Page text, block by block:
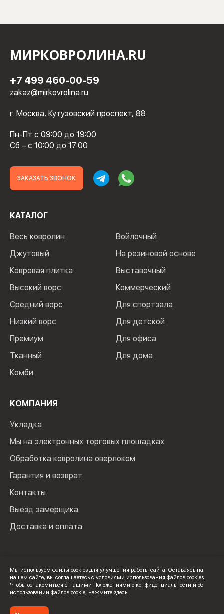
МИРКОВРОЛИНА.RU
+7 499 460-00-59
zakaz@mirkovrolina.ru
г. Москва, Кутузовский проспект, 88
Пн-Пт с 09:00 до 19:00
Сб – с 10:00 до 17:00
ЗАКАЗАТЬ ЗВОНОК
КАТАЛОГ
Весь ковролин
Джутовый
Ковровая плитка
Высокий ворс
Средний ворс
Низкий ворс
Премиум
Тканный
Комби
Войлочный
На резиновой основе
Выставочный
Коммерческий
Для спортзала
Для детской
Для офиса
Для дома
КОМПАНИЯ
Укладка
Мы на электронных торговых площадках
Обработка ковролина оверлоком
Гарантия и возврат
Контакты
Выезд замерщика
Доставка и оплата
© 2024 Мир Ковролина. ИП Зверев Максим Ильич. ИНН:
100502600325
Мы используем файлы cookies для улучшения работы сайта. Оставаясь на
нашем сайте, вы соглашаетесь с условиями использования файлов cookies.
Чтобы ознакомиться с нашими Положениями о конфиденциальности и об
использовании файлов cookie, нажмите здесь.